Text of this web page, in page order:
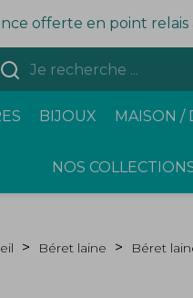
offerte en point
BIJOUX MAISON /
NOS
Béret laine Béret